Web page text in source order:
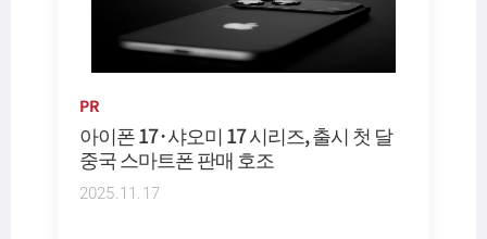
PR
아이폰 17·샤오미 17 시리즈, 출시 첫 달
중국 스마트폰 판매 호조
2025.11.17